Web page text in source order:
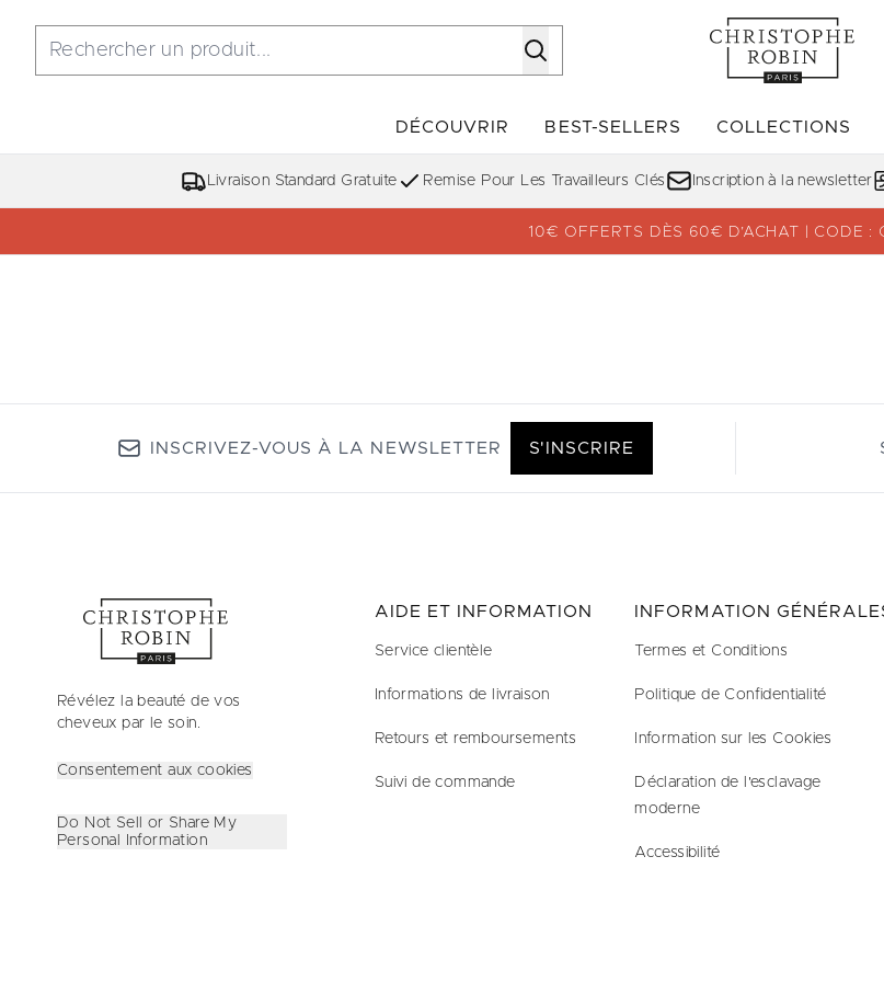
DÉCOUVRIR
Accédez au sous-menu (DÉCOUVRIR)
BEST-SELLERS COLLECTIONS
Livraison Standard Gratuite Remise Pour Les Travailleurs Clés Inscription à la newsletter
10€ OFFERTS DÈS 60€ D’ACHAT | CODE :
INSCRIVEZ-VOUS À LA NEWSLETTER S'INSCRIRE
Révélez la beauté de vos
cheveux par le soin.
Consentement aux cookies
Do Not Sell or Share My
Personal Information
AIDE ET INFORMATION
Service clientèle
Informations de livraison
Retours et remboursements
Suivi de commande
INFORMATION
Termes et Conditions
Politique de Confidentialité
Information sur les Cookies
Déclaration de l'esclavage
moderne
Accessibilité